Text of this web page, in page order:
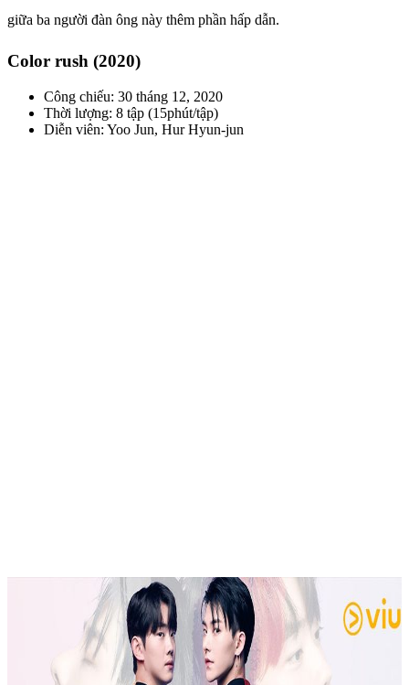
giữa ba người đàn ông này thêm phần hấp dẫn.
Color rush (2020)
Công chiếu: 30 tháng 12, 2020
Thời lượng: 8 tập (15phút/tập)
Diễn viên: Yoo Jun, Hur Hyun-jun